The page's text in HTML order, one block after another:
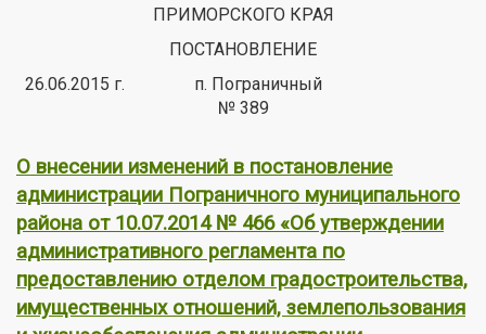
ПРИМОРСКОГО КРАЯ
ПОСТАНОВЛЕНИЕ
26.06.2015 г. п. Пограничный
№ 389
О внесении изменений в постановление
администрации Пограничного муниципального
района от 10.07.2014 № 466 «Об утверждении
административного регламента по
предоставлению отделом градостроительства,
имущественных отношений, землепользования